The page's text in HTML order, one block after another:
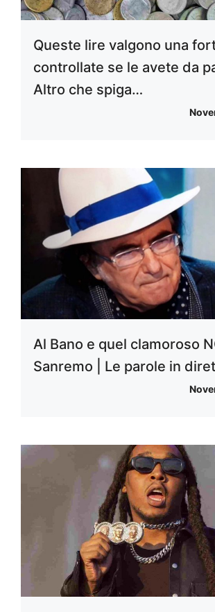
Queste lire valgono una
controllate se le avete da
Altro che spiga…
Al Bano e quel clamoroso
Sanremo | Le parole in